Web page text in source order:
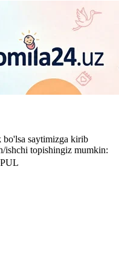
saytimizga kirib
ishchi topishingiz mumkin: